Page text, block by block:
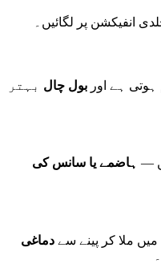
انفیکشن پر لگائیں۔
ہوتی ہے اور بول چال بہتر
— ہاضمے یا سانس کی
ملا کر پینے سے دماغی